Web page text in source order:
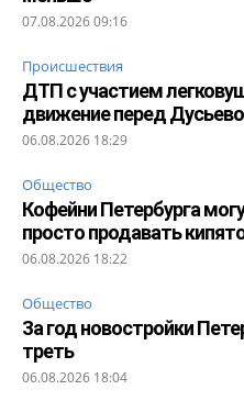
07.08.2026 09:16
Происшествия
ДТП с участием
движение перед
06.08.2026 18:29
Общество
Кофейни Петербурга
просто продавать
06.08.2026 18:22
Общество
За год новостройки
треть
06.08.2026 18:04